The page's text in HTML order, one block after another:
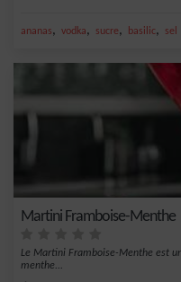
ananas, vodka, sucre, basilic, sel
Martini Framboise-Menthe
Le Martini Framboise-Menthe est
menthe...